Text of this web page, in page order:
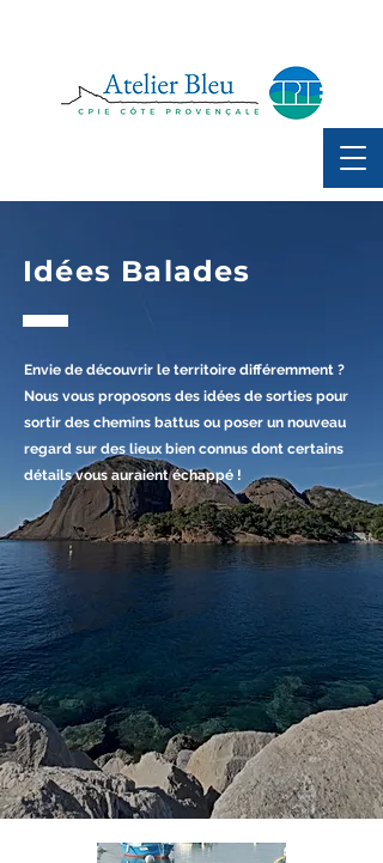
Idées Balades
Envie de découvrir le territoire différemment ?
Nous vous proposons des idées de sorties pour
sortir des chemins battus ou poser un nouveau
regard sur des lieux bien connus dont certains
détails vous auraient échappé !